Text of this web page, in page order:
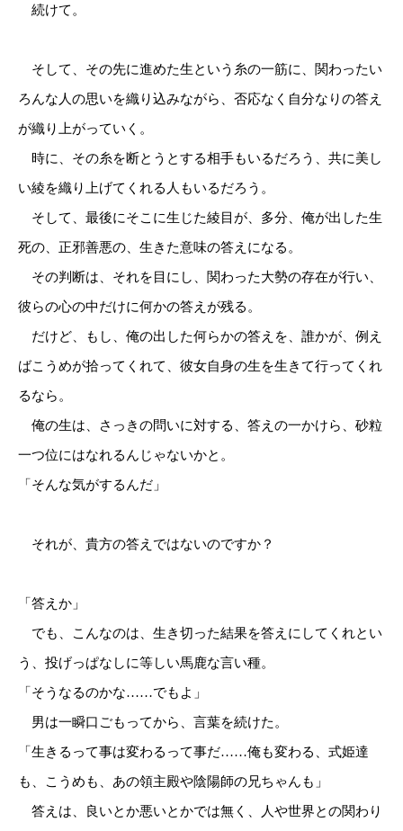
続けて。
そして、その先に進めた生という糸の一筋に、関わったい
ろんな人の思いを織り込みながら、否応なく自分なりの答え
が織り上がっていく。
時に、その糸を断とうとする相手もいるだろう、共に美し
い綾を織り上げてくれる人もいるだろう。
そして、最後にそこに生じた綾目が、多分、俺が出した生
死の、正邪善悪の、生きた意味の答えになる。
その判断は、それを目にし、関わった大勢の存在が行い、
彼らの心の中だけに何かの答えが残る。
だけど、もし、俺の出した何らかの答えを、誰かが、例え
ばこうめが拾ってくれて、彼女自身の生を生きて行ってくれ
るなら。
俺の生は、さっきの問いに対する、答えの一かけら、砂粒
一つ位にはなれるんじゃないかと。
「そんな気がするんだ」
それが、貴方の答えではないのですか？
「答えか」
でも、こんなのは、生き切った結果を答えにしてくれとい
う、投げっぱなしに等しい馬鹿な言い種。
「そうなるのかな……でもよ」
男は一瞬口ごもってから、言葉を続けた。
「生きるって事は変わるって事だ……俺も変わる、式姫達
も、こうめも、あの領主殿や陰陽師の兄ちゃんも」
答えは、良いとか悪いとかでは無く、人や世界との関わり